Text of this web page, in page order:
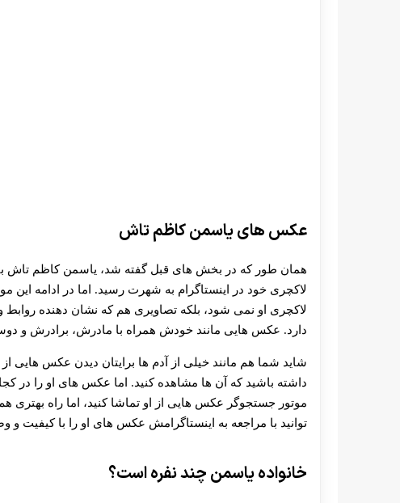
عکس های یاسمن کاظم تاش
همان طور که در بخش های قبل گفته شد، یاسمن کاظم تاش با
لاکچری خود در اینستاگرام به شهرت رسید. اما در ادامه این
لاکچری او نمی شود، بلکه تصاویری هم که نشان دهنده
دارد. عکس هایی مانند خودش همراه با مادرش، برادرش و
شاید شما هم مانند خیلی از آدم ها برایتان دیدن عکس
داشته باشید که آن ها مشاهده کنید. اما عکس های او را در
موتور جستجوگر عکس هایی از او تماشا کنید، اما راه
توانید با مراجعه به اینستاگرامش عکس های او را با کیفیت و
خانواده یاسمن چند نفره است؟